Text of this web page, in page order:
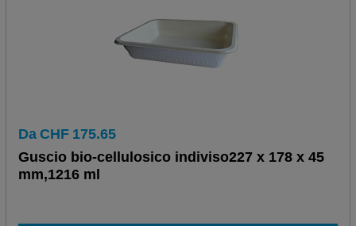
Da CHF 175.65
Guscio bio-cellulosico indiviso227 x 178 x 45
mm,1216 ml